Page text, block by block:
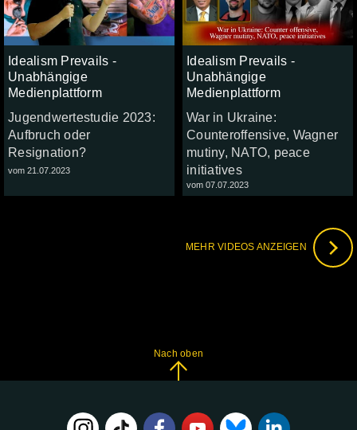
Idealism Prevails -
Unabhängige
Medienplattform
Jugendwertestudie 2023:
Aufbruch oder
Resignation?
vom 21.07.2023
Idealism Prevails -
Unabhängige
Medienplattform
War in Ukraine:
Counteroffensive, Wagner
mutiny, NATO, peace
initiatives
vom 07.07.2023
MEHR VIDEOS ANZEIGEN
Nach oben